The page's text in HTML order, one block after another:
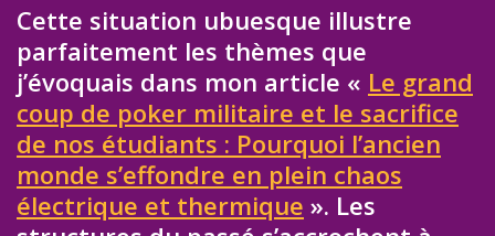
Cette situation ubuesque illustre
parfaitement les thèmes que
j’évoquais dans mon article « Le grand
coup de poker militaire et le sacrifice
de nos étudiants : Pourquoi l’ancien
monde s’effondre en plein chaos
électrique et thermique ». Les